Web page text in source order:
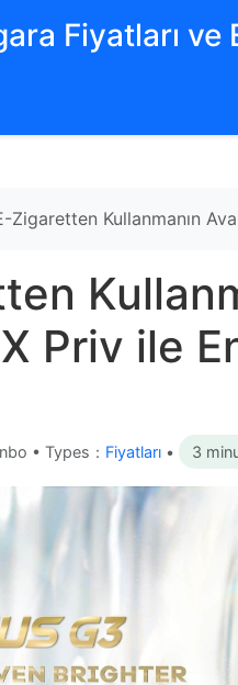
Fiyatları ve
Zigaretten Kullanmanın
Priv ile
• Types： Fiyatları • 3